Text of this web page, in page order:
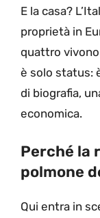
E la casa?
proprietà in
quattro vivono
è solo status:
di biografia,
economica.
Perché la
polmone
Qui entra in